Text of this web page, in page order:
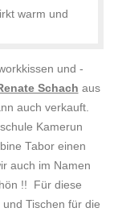
und -
Schach aus
auch verkauft.
Kamerun
Tabor einen
auch im Namen
!! Für diese
Tischen für die